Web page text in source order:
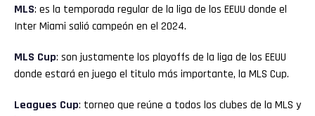
MLS: es la temporada regular de la liga de los EEUU donde el
Inter Miami salió campeón en el 2024.
MLS Cup: son justamente los playoffs de la liga de los EEUU
donde estará en juego el titulo más importante, la MLS Cup.
Leagues Cup: torneo que reúne a todos los clubes de la MLS y